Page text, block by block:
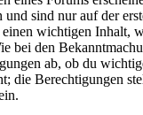
sind nur auf der
einen wichtigen Inhalt,
bei den
ab, ob du
die Berechtigungen